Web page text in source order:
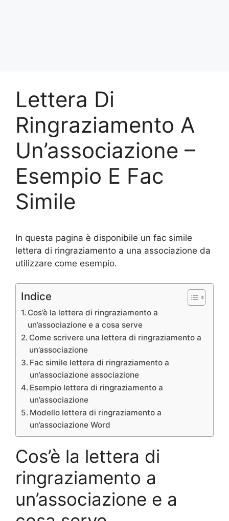
Lettera Di
Ringraziamento A
Un’associazione –
Esempio E Fac
Simile
In questa pagina è disponibile un fac simile
lettera di ringraziamento a una associazione da
utilizzare come esempio.
Indice
Cos’è la lettera di ringraziamento a
un’associazione e a cosa serve
Come scrivere una lettera di ringraziamento a
un’associazione
Fac simile lettera di ringraziamento a
un’associazione associazione
Esempio lettera di ringraziamento a
un’associazione
Modello lettera di ringraziamento a
un’associazione Word
Cos’è la lettera di
ringraziamento a
un’associazione e a